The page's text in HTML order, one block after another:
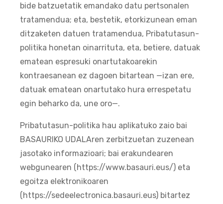
bide batzuetatik emandako datu pertsonalen
tratamendua; eta, bestetik, etorkizunean eman
ditzaketen datuen tratamendua, Pribatutasun-
politika honetan oinarrituta, eta, betiere, datuak
ematean espresuki onartutakoarekin
kontraesanean ez dagoen bitartean —izan ere,
datuak ematean onartutako hura errespetatu
egin beharko da, une oro—.
Pribatutasun-politika hau aplikatuko zaio bai
BASAURIKO UDALAren zerbitzuetan zuzenean
jasotako informazioari; bai erakundearen
webgunearen (https://www.basauri.eus/) eta
egoitza elektronikoaren
(https://sedeelectronica.basauri.eus) bitartez